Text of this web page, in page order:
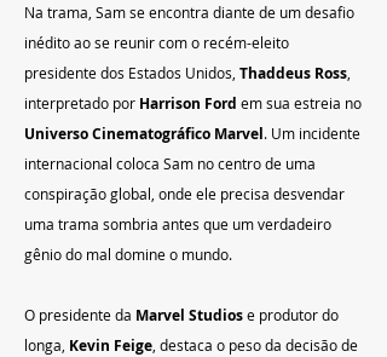
Na trama, Sam se encontra diante de um desafio
inédito ao se reunir com o recém-eleito
presidente dos Estados Unidos, Thaddeus Ross
interpretado por Harrison Ford em sua estreia no
Universo Cinematográfico Marvel. Um incidente
internacional coloca Sam no centro de uma
conspiração global, onde ele precisa desvendar
uma trama sombria antes que um verdadeiro
gênio do mal domine o mundo.
O presidente da Marvel Studios e produtor do
longa, Kevin Feige , destaca o peso da decisão de